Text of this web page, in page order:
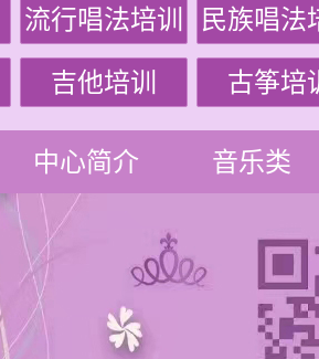
流行唱法培训 民族唱法
吉他培训 古筝培
中心简介 音乐类